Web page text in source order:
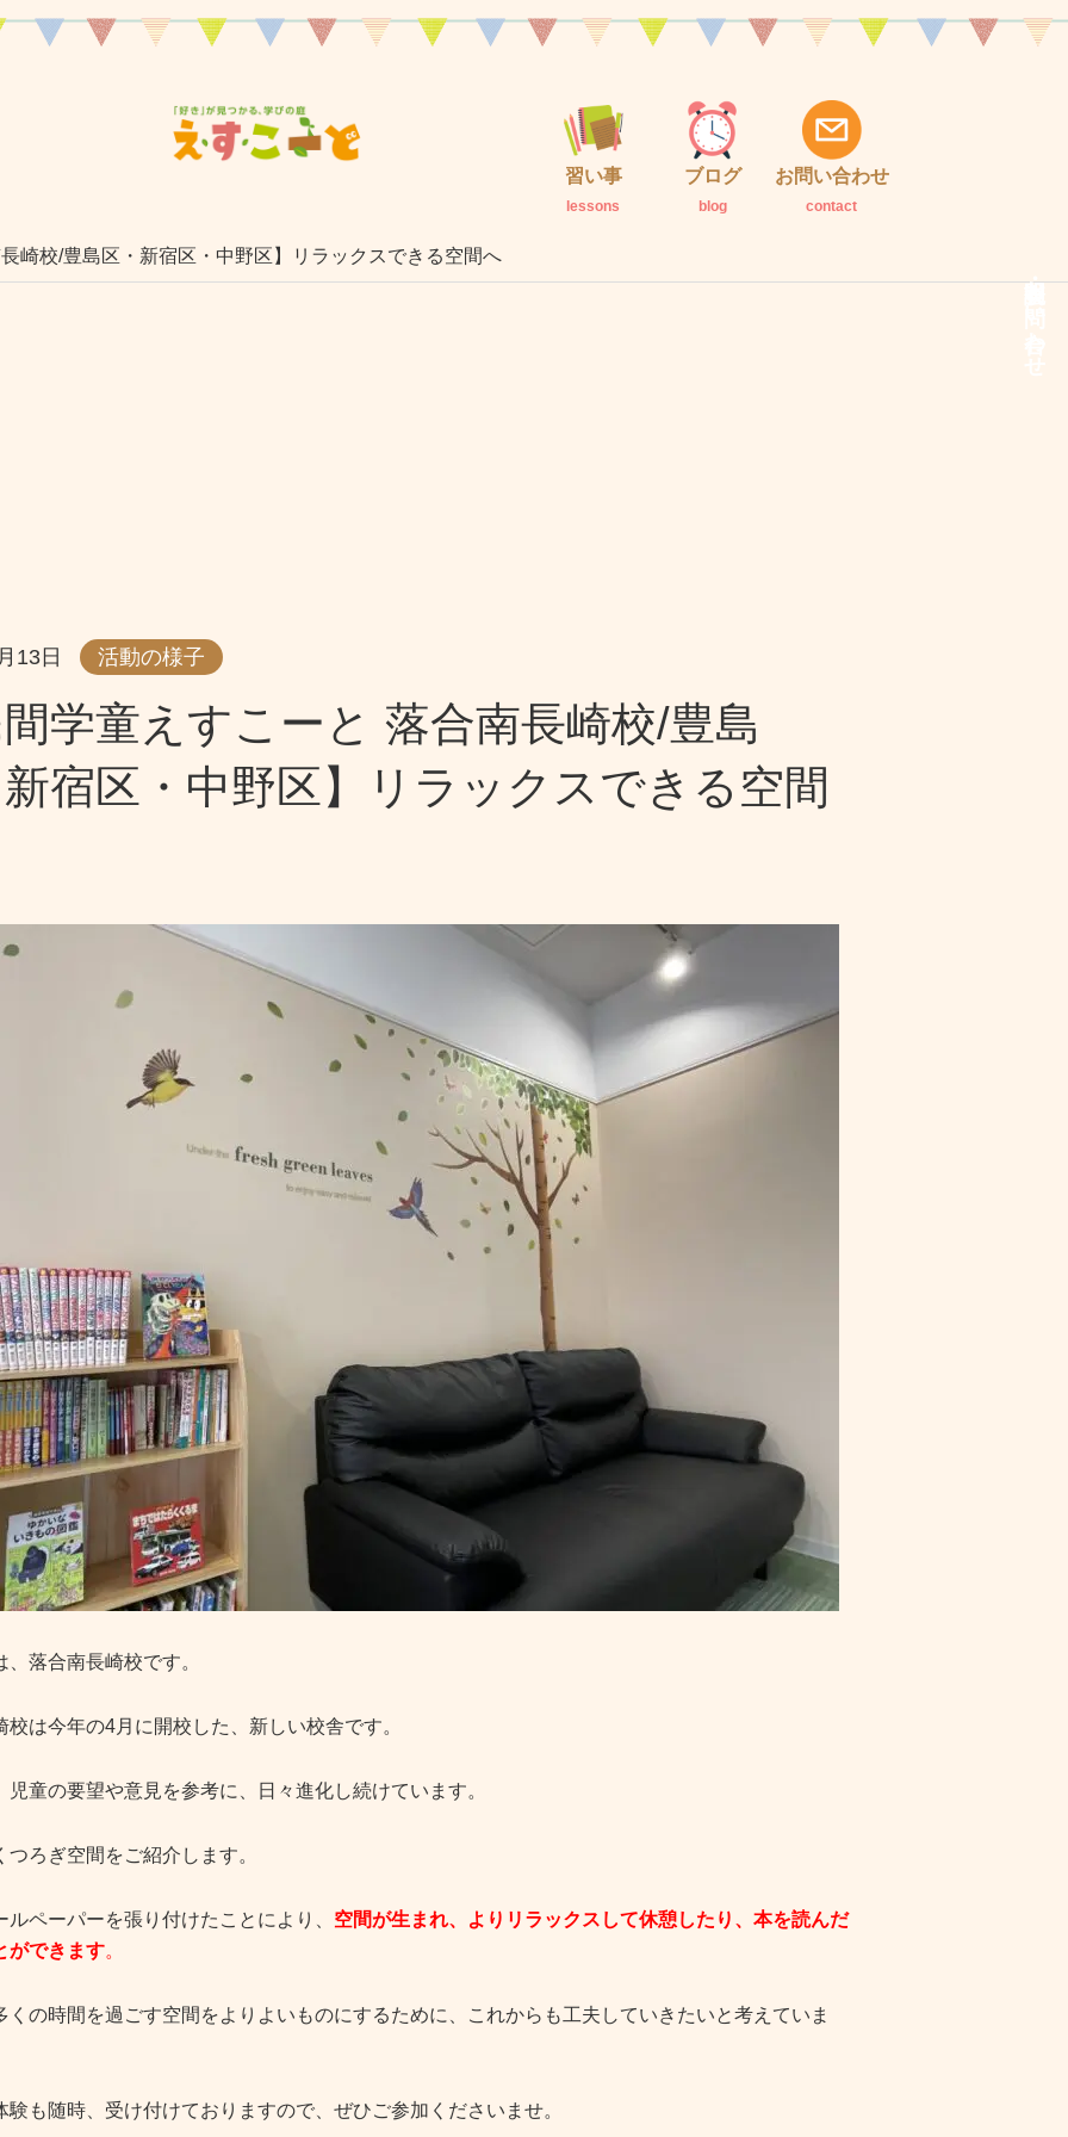
習い事
lessons
ブログ
blog
お問い合わせ
contact
説明会・お問い合わせ
崎校/豊島区・新宿区・中野区】リラックスできる空間へ
13日 活動の様子
学童えすこーと 落合南長崎校/豊島
宿区・中野区】リラックスできる空間
、落合南長崎校です。
校は今年の4月に開校した、新しい校舎です。
児童の要望や意見を参考に、日々進化し続けています。
つろぎ空間をご紹介します。
ルペーパーを張り付けたことにより、 空間が生まれ、よりリラックスして休憩したり、本を読んだ
ができます。
くの時間を過ごす空間をよりよいものにするために、これからも工夫していきたいと考えていま
験も随時、受け付けておりますので、ぜひご参加くださいませ。